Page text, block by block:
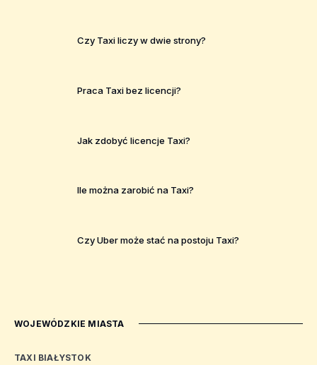
Czy Taxi liczy w dwie strony?
Praca Taxi bez licencji?
Jak zdobyć licencje Taxi?
Ile można zarobić na Taxi?
Czy Uber może stać na postoju Taxi?
WOJEWÓDZKIE MIASTA
TAXI BIAŁYSTOK